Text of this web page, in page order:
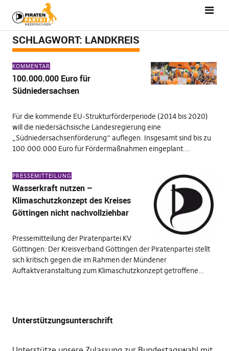
SCHLAGWORT: LANDKREIS
KOMMENTAR
100.000.000 Euro für
Südniedersachsen
Für die kommende EU-Strukturförderperiode (2014 bis 2020)
will die niedersächsische Landesregierung eine
„Südniedersachsenförderung“ auflegen. Insgesamt sind bis zu
100.000.000 Euro für Fördermaßnahmen eingeplant.…
PRESSEMITTEILUNG
Wasserkraft nutzen –
Klimaschutzkonzept des Kreises
Göttingen nicht nachvollziehbar
Pressemitteilung der Piratenpartei KV
Göttingen: Der Kreisverband Göttingen der Piratenpartei stellt
sich kritisch gegen die im Rahmen der Mündener
Auftaktveranstaltung zum Klimaschutzkonzept getroffene…
Unterstützungsunterschrift